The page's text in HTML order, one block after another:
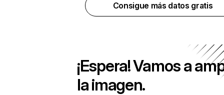
Consigue más datos gratis
¡Espera! Vamos a
la imagen.